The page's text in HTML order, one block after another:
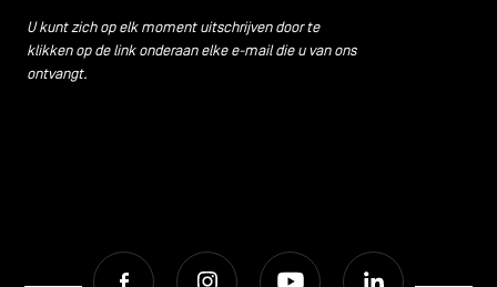
U kunt zich op elk moment uitschrijven door te
klikken op de link onderaan elke e-mail die u van ons
ontvangt.
Facebook Instagram Youtube